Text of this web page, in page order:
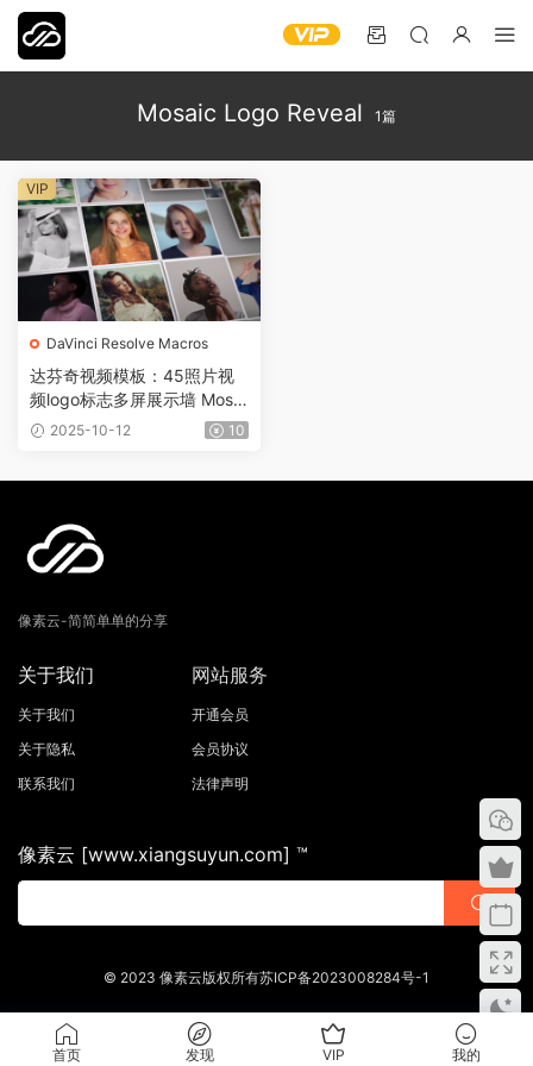
Mosaic Logo Reveal 1篇
DaVinci Resolve Macros
达芬奇视频模板：45照片视
频logo标志多屏展示墙 Mosai
c Logo Reveal DR0009
2025-10-12 10
VIP
像素云-简简单单的分享
关于我们
关于我们
关于隐私
联系我们
网站服务
开通会员
会员协议
法律声明
像素云 [www.xiangsuyun.com] ™
© 2023 像素云版权所有苏ICP备2023008284号-1
首页 发现 VIP 我的